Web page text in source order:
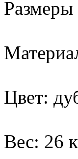
Размеры
Цвет:
Вес: 26